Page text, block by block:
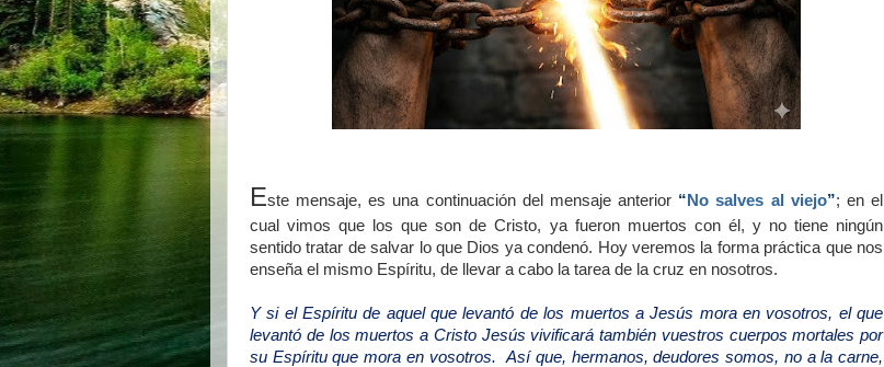
Este mensaje, es una continuación del mensaje anterior “No salves al viejo”; en el
cual vimos que los que son de Cristo, ya fueron muertos con él, y no tiene ningún
sentido tratar de salvar lo que Dios ya condenó. Hoy veremos la forma práctica que nos
enseña el mismo Espíritu, de llevar a cabo la tarea de la cruz en nosotros.
Y si el Espíritu de aquel que levantó de los muertos a Jesús mora en vosotros, el que
levantó de los muertos a Cristo Jesús vivificará también vuestros cuerpos mortales por
su Espíritu que mora en vosotros. Así que, hermanos, deudores somos, no a la carne,